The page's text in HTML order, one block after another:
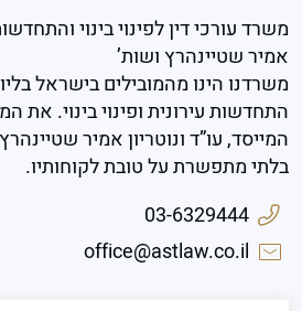
משרד עורכי דין לפינוי בינוי
אמיר שטיינהרץ ושות’
משרדנו הינו מהמובילים בישראל
התחדשות עירונית ופינוי בינוי. את
המייסד, עו”ד ונוטריון אמיר
בלתי מתפשרת על טובת לקוחותיו.
03-6329444
office@astlaw.co.il